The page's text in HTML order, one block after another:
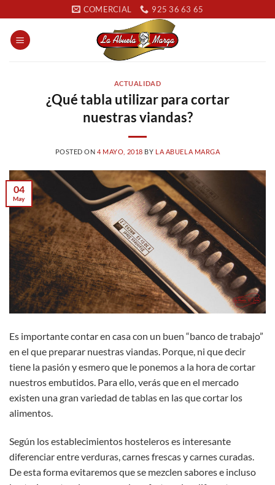
al
contenido
COMERCIAL 925 36 63 65
ACTUALIDAD
¿Qué tabla utilizar para cortar
nuestras viandas?
POSTED ON4 MAYO, 2018 BY LA ABUELA MARGA
04
May
Es importante contar en casa con un buen “banco de trabajo”
en el que preparar nuestras viandas. Porque, ni que decir
tiene la pasión y esmero que le ponemos a la hora de cortar
nuestros embutidos. Para ello, verás que en el mercado
existen una gran variedad de tablas en las que cortar los
alimentos.
Según los establecimientos hosteleros es interesante
diferenciar entre verduras, carnes frescas y carnes curadas.
De esta forma evitaremos que se mezclen sabores e incluso